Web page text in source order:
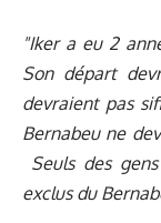
"Iker a eu 2
Son départ
devraient pas
Bernabeu ne
Seuls des
exclus du